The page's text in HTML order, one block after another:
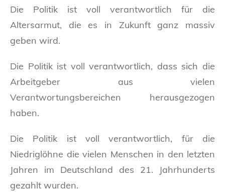
Die Politik ist voll verantwortlich für die
Altersarmut, die es in Zukunft ganz massiv
geben wird.
Die Politik ist voll verantwortlich, dass sich die
Arbeitgeber aus vielen
Verantwortungsbereichen herausgezogen
haben.
Die Politik ist voll verantwortlich, für die
Niedriglöhne die vielen Menschen in den letzten
Jahren im Deutschland des 21. Jahrhunderts
gezahlt wurden.